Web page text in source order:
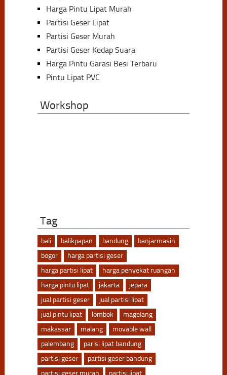
Harga Pintu Lipat Murah
Partisi Geser Lipat
Partisi Geser Murah
Partisi Geser Kedap Suara
Harga Pintu Garasi Besi Terbaru
Pintu Lipat PVC
Workshop
Tag
bali balikpapan bandung
banjarmasin
bogor
harga partisi geser
harga partisi lipat
harga penyekat ruangan
harga pintu lipat
jakarta
jepara
jual partisi geser
jual partisi lipat
jual pintu lipat
lombok
magelang
makassar
malang
movable wall
palembang
parisi lipat bandung
partisi geser
partisi geser bandung
partisi geser murah
partisi lipat